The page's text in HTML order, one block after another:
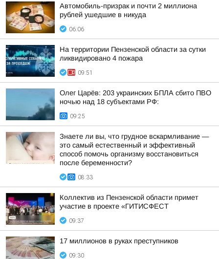
Автомобиль-призрак и почти 2 миллиона
рублей ушедшие в никуда
06:06
На территории Пензенской области за сутки
ликвидировано 4 пожара
09:51
Олег Царёв: 203 украинских БПЛА сбито ПВО
ночью над 18 субъектами РФ:
09:25
Знаете ли вы, что грудное вскармливание —
это самый естественный и эффективный
способ помочь организму восстановиться
после беременности?
08:33
Коллектив из Пензенской области примет
участие в проекте «ГИТИСФЕСТ
09:37
17 миллионов в руках преступников
09:30